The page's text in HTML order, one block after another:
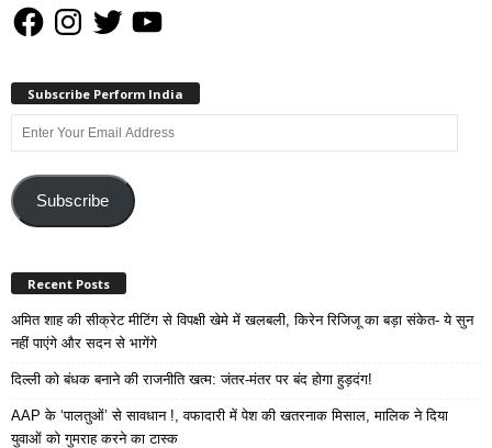
FacebookInstagram
Twitter YouTube
Subscribe Perform India
Enter
Your
AddressSubscribe
Recent Posts
अमित शाह की सीक्रेट मीटिंग से विपक्षी खेमे में खलबली, किरेन रिजिजू का बड़ा संकेत- ये सुन
नहीं पाएंगे और सदन से भागेंगे
दिल्ली को बंधक बनाने की राजनीति खत्म: जंतर-मंतर पर बंद होगा हुड़दंग!
AAP के ‘पालतुओं’ से सावधान !, वफादारी में पेश की खतरनाक मिसाल, मालिक ने दिया
युवाओं को गुमराह करने का टास्क